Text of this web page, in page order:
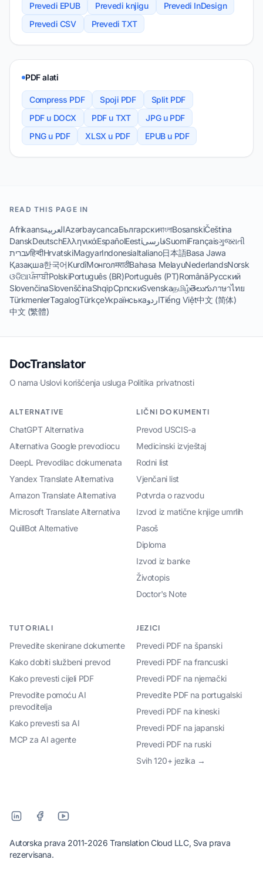
Prevedi EPUB
Prevedi knjigu
Prevedi InDesign
Prevedi CSV
Prevedi TXT
PDF alati
Compress PDF Spoji PDF
Split PDF
PDF u DOCX
PDF u TXT
JPG u PDF
PNG u PDF
XLSX u PDF EPUB u PDF
READ THIS PAGE IN
AfrikaansالعربيةAzərbaycancaБългарскиবাংলাBosanskiČeština
DanskDeutschΕλληνικάEspañolEestiفارسیSuomiFrançaisગુજરાતી
עבריתहिन्दीHrvatskiMagyarIndonesiaItaliano日本語Basa Jawa
Қазақша한국어KurdîМонголमराठीBahasa MelayuNederlandsNorsk
ଓଡିଆਪੰਜਾਬੀPolskiPortuguês (BR)Português (PT)RomânăРусский
SlovenčinaSlovenščinaShqipСрпскиSvenskaதமிழ்తెలుగుภาษาไทย
TürkmenlerTagalogTürkçeУкраїнськаاردوTiếng Việt中文 (简体)
中文 (繁體)
DocTranslator
O nama·Uslovi korišćenja usluga·Politika privatnosti
ALTERNATIVE
ChatGPT Alternativa
Alternativa Google prevodiocu
DeepL Prevodilac dokumenata
Yandex Translate Alternativa
Amazon Translate Alternativa
Microsoft Translate Alternativa
QuillBot Alternative
LIČNI DOKUMENTI
Prevod USCIS-a
Medicinski izvještaj
Rodni list
Vjenčani list
Potvrda o razvodu
Izvod iz matične knjige umrlih
Pasoš
Diploma
Izvod iz banke
Životopis
Doctor's Note
TUTORIALI
Prevedite skenirane dokumente
Kako dobiti službeni prevod
Kako prevesti cijeli PDF
Prevodite pomoću AI
prevoditelja
Kako prevesti sa AI
MCP za AI agente
JEZICI
Prevedi PDF na španski
Prevedi PDF na francuski
Prevedi PDF na njemački
Prevedite PDF na portugalski
Prevedi PDF na kineski
Prevedi PDF na japanski
Prevedi PDF na ruski
Svih 120+ jezika →
Autorska prava 2011-2026 Translation Cloud LLC, Sva prava
rezervisana.